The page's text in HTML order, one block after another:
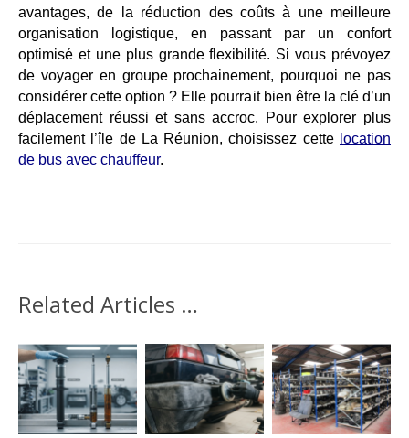
avantages, de la réduction des coûts à une meilleure
organisation logistique, en passant par un confort
optimisé et une plus grande flexibilité. Si vous prévoyez
de voyager en groupe prochainement, pourquoi ne pas
considérer cette option ? Elle pourrait bien être la clé d’un
déplacement réussi et sans accroc.
Pour explorer plus
facilement l’île de La Réunion, choisissez cette location
de bus avec chauffeur.
Related Articles …